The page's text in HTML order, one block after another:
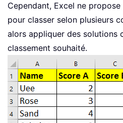
Cependant, Excel ne
pour classer selon plusieurs
alors appliquer des solutions
classement souhaité.